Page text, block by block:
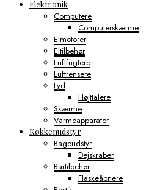
Elektronik
Computere
Computerskærme
Elmotorer
Eltilbehør
Luftfugtere
Luftrensere
Lyd
Højttalere
Skærme
Varmeapparater
Køkkenudstyr
Bageudstyr
Dejskraber
Bartilbehør
Flaskeåbnere